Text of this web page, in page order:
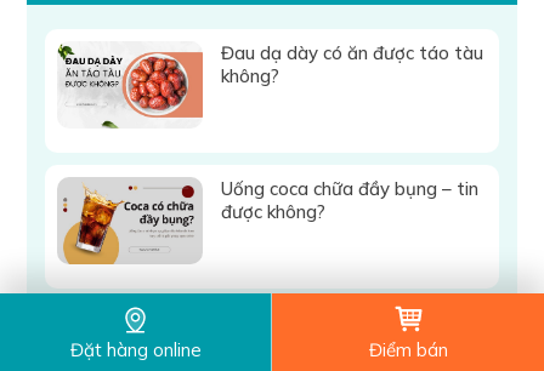
Đau dạ dày có ăn được táo tàu
không?
Uống coca chữa đầy bụng – tin
được không?
Đau dạ dày ăn quả hồng được
Đặt hàng online Điểm bán